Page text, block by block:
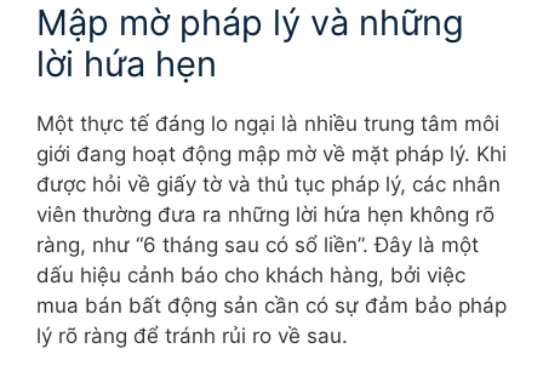
Mập mờ pháp lý và những
lời hứa hẹn
Một thực tế đáng lo ngại là nhiều trung tâm môi
giới đang hoạt động mập mờ về mặt pháp lý. Khi
được hỏi về giấy tờ và thủ tục pháp lý, các nhân
viên thường đưa ra những lời hứa hẹn không rõ
ràng, như “6 tháng sau có sổ liền”. Đây là một
dấu hiệu cảnh báo cho khách hàng, bởi việc
mua bán bất động sản cần có sự đảm bảo pháp
lý rõ ràng để tránh rủi ro về sau.